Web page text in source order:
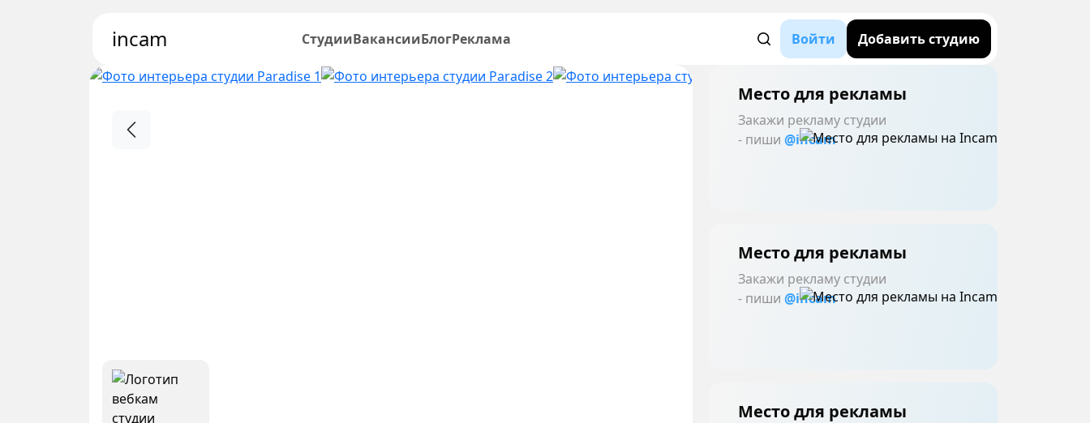
incam СтудииВакансииБлогРеклама Войти Добавить студию
Место для рекламы
Закажи рекламу студии
- пиши @incam
Место для рекламы
Закажи рекламу студии
- пиши @incam
Место для рекламы